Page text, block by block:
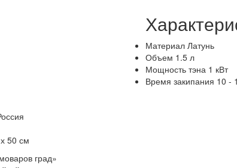
Материал Латунь
Объем 1.5 л
Мощность тэна 1 кВт
Время закипания 10 -
50 см
град»